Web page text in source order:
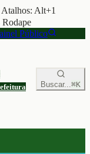
Atalhos: Alt+1
Público
Buscar...⌘K